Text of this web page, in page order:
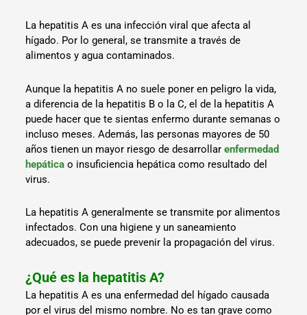
La hepatitis A es una infección viral que afecta al
hígado. Por lo general, se transmite a través de
alimentos y agua contaminados.
Aunque la hepatitis A no suele poner en peligro la vida,
a diferencia de la hepatitis B o la C, el de la hepatitis A
puede hacer que te sientas enfermo durante semanas o
incluso meses. Además, las personas mayores de 50
años tienen un mayor riesgo de desarrollarenfermedad
hepática o insuficiencia hepática como resultado del
virus.
La hepatitis A generalmente se transmite por alimentos
infectados. Con una higiene y un saneamiento
adecuados, se puede prevenir la propagación del virus.
¿Qué es la hepatitis A?
La hepatitis A es una enfermedad del hígado causada
por el virus del mismo nombre. No es tan grave como